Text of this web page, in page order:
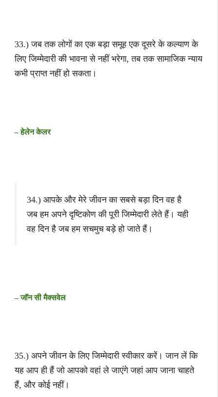
33.) जब तक लोगों का एक बड़ा समूह एक दूसरे के कल्याण के
लिए जिम्मेदारी की भावना से नहीं भरेगा, तब तक सामाजिक न्याय
कभी प्राप्त नहीं हो सकता।
– हेलेन केलर
34.) आपके और मेरे जीवन का सबसे बड़ा दिन वह है
जब हम अपने दृष्टिकोण की पूरी जिम्मेदारी लेते हैं। यही
वह दिन है जब हम सचमुच बड़े हो जाते हैं।
– जॉन सी मैक्सवेल
35.) अपने जीवन के लिए जिम्मेदारी स्वीकार करें। जान लें कि
यह आप ही हैं जो आपको वहां ले जाएंगे जहां आप जाना चाहते
हैं, और कोई नहीं।